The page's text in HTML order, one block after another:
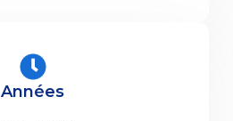
Années